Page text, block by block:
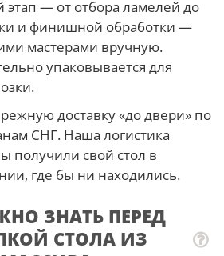
— от отбора ламелей до
и финишной обработки —
мастерами вручную.
упаковывается для
доставку «до двери» по
СНГ. Наша логистика
получили свой стол в
где бы ни находились.
ЗНАТЬ ПЕРЕД
СТОЛА ИЗ